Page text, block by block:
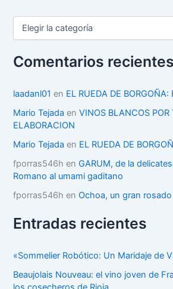
C
e
g
r
a
s
Comentarios recientes
laadanl01 en EL RUEDA DE BORGOÑA:
Mario Tejada enVINOS BLANCOS POR
ELABORACION
Mario Tejada en EL RUEDA DE
fporras546h en GARUM, de la
Romano al umami gaditano
fporras546h en Ochoa, un gran
Entradas recientes
«Sommelier Robótico: Un Maridaje de
Beaujolais Nouveau: el vino joven de